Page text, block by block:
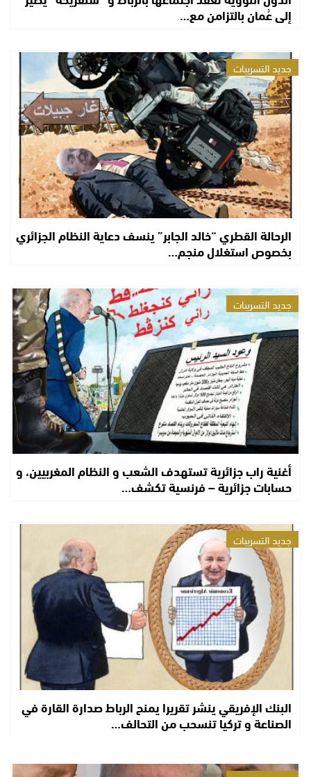
إلى عُمان بالتزامن مع…
جديد التسريبات
الرحالة القطري “خالد الجابر” ينسف دعاية النظام الجزائري
بخصوص استغلال منجم…
جديد التسريبات
أغنية راب جزائرية تستهدف الشعب و النظام المغربيين، و
حسابات جزائرية – فرنسية تكشف…
جديد التسريبات
البنك الإفريقي ينشر تقريرا يمنح الرباط صدارة القارة في
الصناعة و تركيا تنسحب من التحالف…